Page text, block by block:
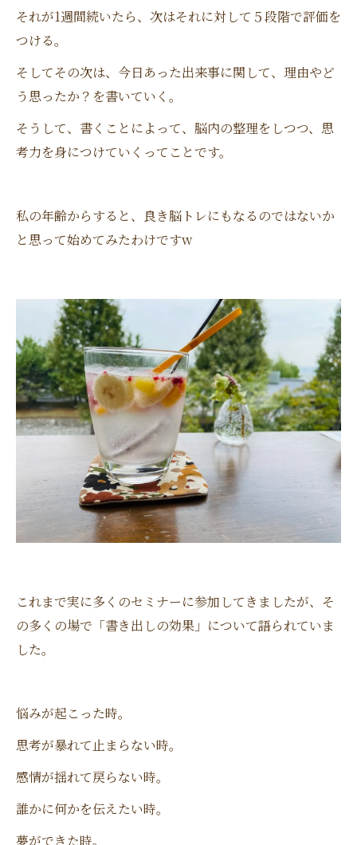
それが1週間続いたら、次はそれに対して５段階で評価を
つける。
そしてその次は、今日あった出来事に関して、理由やど
う思ったか？を書いていく。
そうして、書くことによって、脳内の整理をしつつ、思
考力を身につけていくってことです。
私の年齢からすると、良き脳トレにもなるのではないか
と思って始めてみたわけですw
これまで実に多くのセミナーに参加してきましたが、そ
の多くの場で「書き出しの効果」について語られていま
した。
悩みが起こった時。
思考が暴れて止まらない時。
感情が揺れて戻らない時。
誰かに何かを伝えたい時。
夢ができた時。